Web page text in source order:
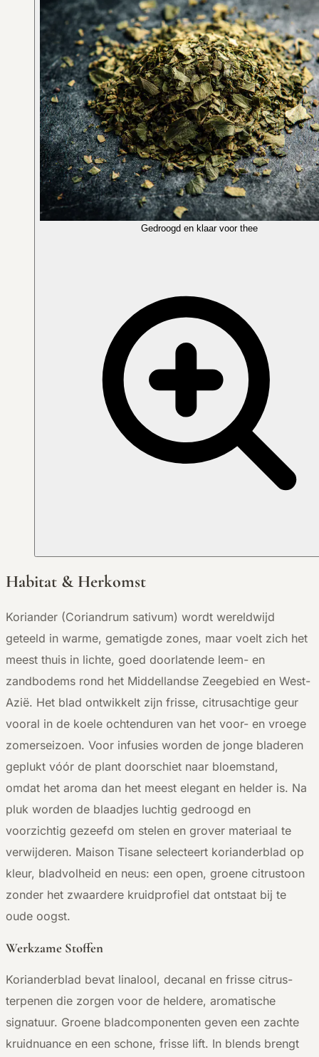
Gedroogd en klaar voor thee
Habitat & Herkomst
Koriander (Coriandrum sativum) wordt wereldwijd
geteeld in warme, gematigde zones, maar voelt zich het
meest thuis in lichte, goed doorlatende leem- en
zandbodems rond het Middellandse Zeegebied en West-
Azië. Het blad ontwikkelt zijn frisse, citrusachtige geur
vooral in de koele ochtenduren van het voor- en vroege
zomerseizoen. Voor infusies worden de jonge bladeren
geplukt vóór de plant doorschiet naar bloemstand,
omdat het aroma dan het meest elegant en helder is. Na
pluk worden de blaadjes luchtig gedroogd en
voorzichtig gezeefd om stelen en grover materiaal te
verwijderen. Maison Tisane selecteert korianderblad op
kleur, bladvolheid en neus: een open, groene citrustoon
zonder het zwaardere kruidprofiel dat ontstaat bij te
oude oogst.
Werkzame Stoffen
Korianderblad bevat linalool, decanal en frisse citrus-
terpenen die zorgen voor de heldere, aromatische
signatuur. Groene bladcomponenten geven een zachte
kruidnuance en een schone, frisse lift. In blends brengt